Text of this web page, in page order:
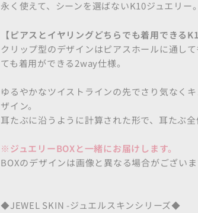
永く使えて、シーンを選ばないK10ジュエリー。
【ピアスとイヤリングどちらでも着用できる
クリップ型のデザインはピアスホールに通し
ても着用ができる2way仕様。
ゆるやかなツイストラインの先でさり気なく
ザイン。
耳たぶに沿うように計算された形で、耳たぶ
※ジュエリーBOXと一緒にお届けします。
BOXのデザインは画像と異なる場合がございま
◆JEWEL SKIN -ジュエルスキンシリーズ◆